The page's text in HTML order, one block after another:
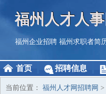
福州人才人
福州企业招聘 福州求职者简
首页 招聘信息
当前位置： 福州人才网招聘网 >